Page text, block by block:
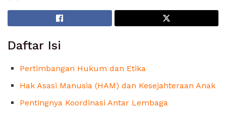
Daftar Isi
Pertimbangan Hukum dan Etika
Hak Asasi Manusia (HAM) dan Kesejahteraan Anak
Pentingnya Koordinasi Antar Lembaga